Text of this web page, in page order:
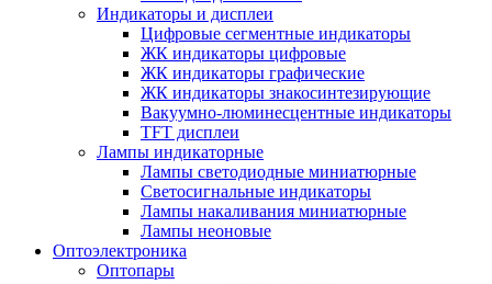
Индикаторы и дисплеи
Цифровые сегментные индикаторы
ЖК индикаторы цифровые
ЖК индикаторы графические
ЖК индикаторы знакосинтезирующие
Вакуумно-люминесцентные индикаторы
TFT дисплеи
Лампы индикаторные
Лампы светодиодные миниатюрные
Светосигнальные индикаторы
Лампы накаливания миниатюрные
Лампы неоновые
Оптоэлектроника
Оптопары